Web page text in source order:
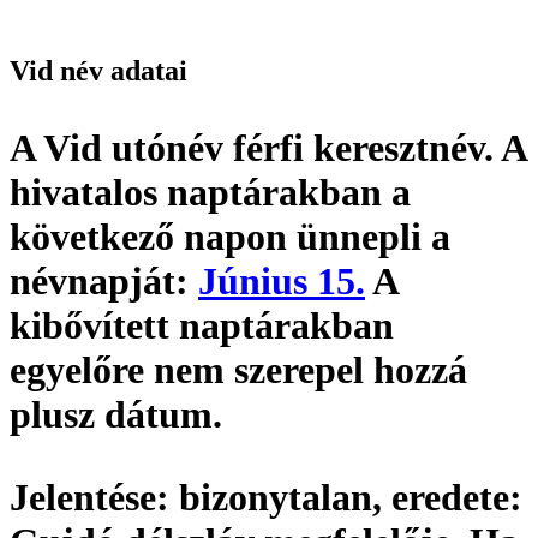
Vid név adatai
A Vid utónév férfi keresztnév. A
hivatalos naptárakban a
következő napon ünnepli a
névnapját: Június 15.A
kibővített naptárakban
egyelőre nem szerepel hozzá
plusz dátum.
Jelentése: bizonytalan, eredete: